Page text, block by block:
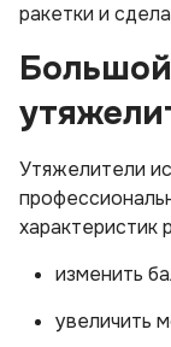
ракетки и
Утяжелители
изменить
увеличить